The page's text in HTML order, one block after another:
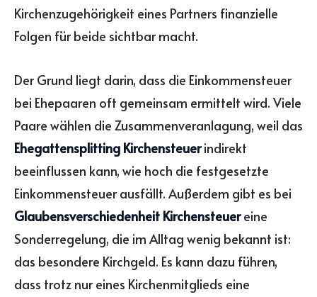
Kirchenzugehörigkeit eines Partners finanzielle
Folgen für beide sichtbar macht.
Der Grund liegt darin, dass die Einkommensteuer
bei Ehepaaren oft gemeinsam ermittelt wird. Viele
Paare wählen die Zusammenveranlagung, weil das
Ehegattensplitting Kirchensteuerindirekt
beeinflussen kann, wie hoch die festgesetzte
Einkommensteuer ausfällt. Außerdem gibt es bei
Glaubensverschiedenheit Kirchensteuereine
Sonderregelung, die im Alltag wenig bekannt ist:
das besondere Kirchgeld. Es kann dazu führen,
dass trotz nur eines Kirchenmitglieds eine